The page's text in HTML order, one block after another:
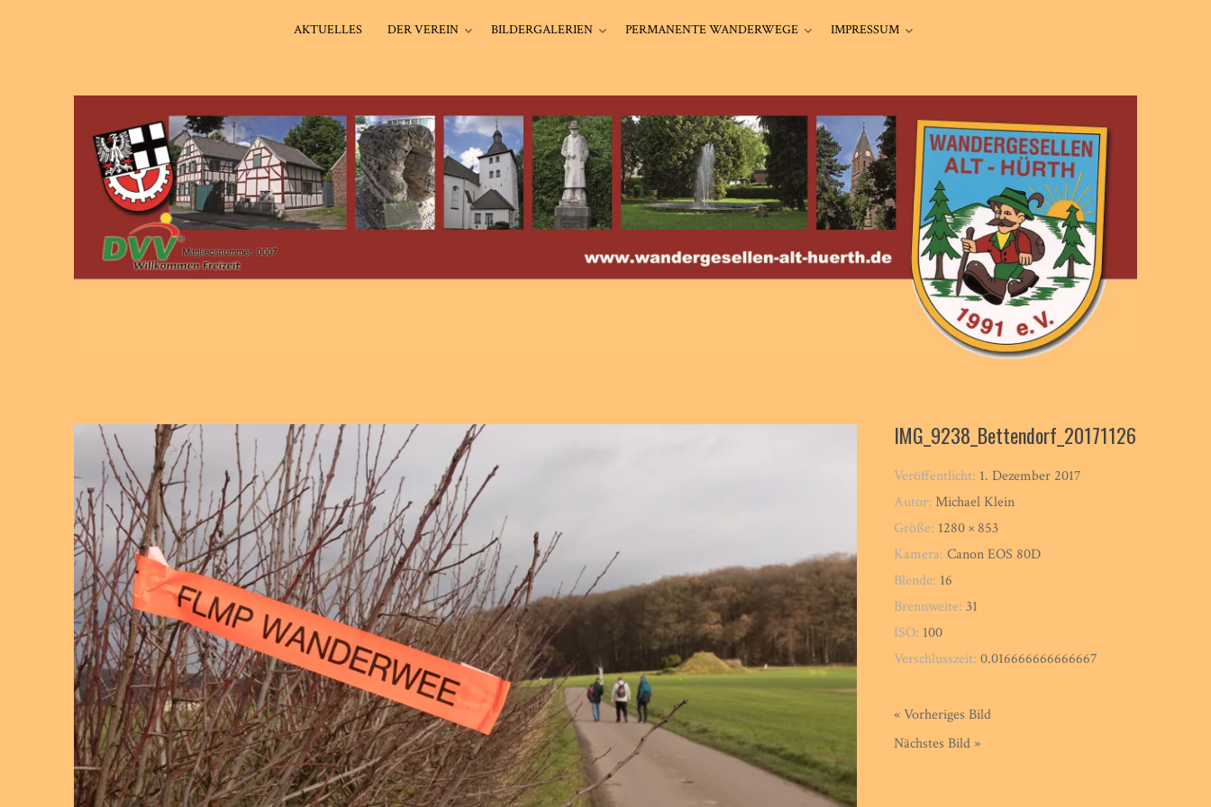
AKTUELLES DER VEREIN BILDERGALERIEN PERMANENTE WANDERWEGE IMPRESSUM
IMG_9238_Bettendorf_20171126
Veröffentlicht: 1. Dezember 2017
Autor:Michael Klein
Größe: 1280 × 853
Kamera:Canon EOS 80D
Blende: 16
Brennweite:31
ISO: 100
Verschlusszeit:0.016666666666667
« Vorheriges Bild
Nächstes Bild »